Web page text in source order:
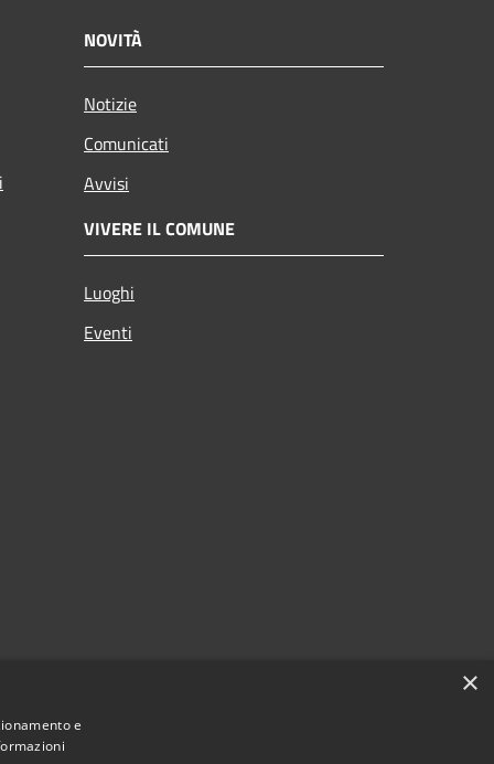
NOVITÀ
Notizie
Comunicati
Avvisi
VIVERE IL COMUNE
Luoghi
Eventi
×
e